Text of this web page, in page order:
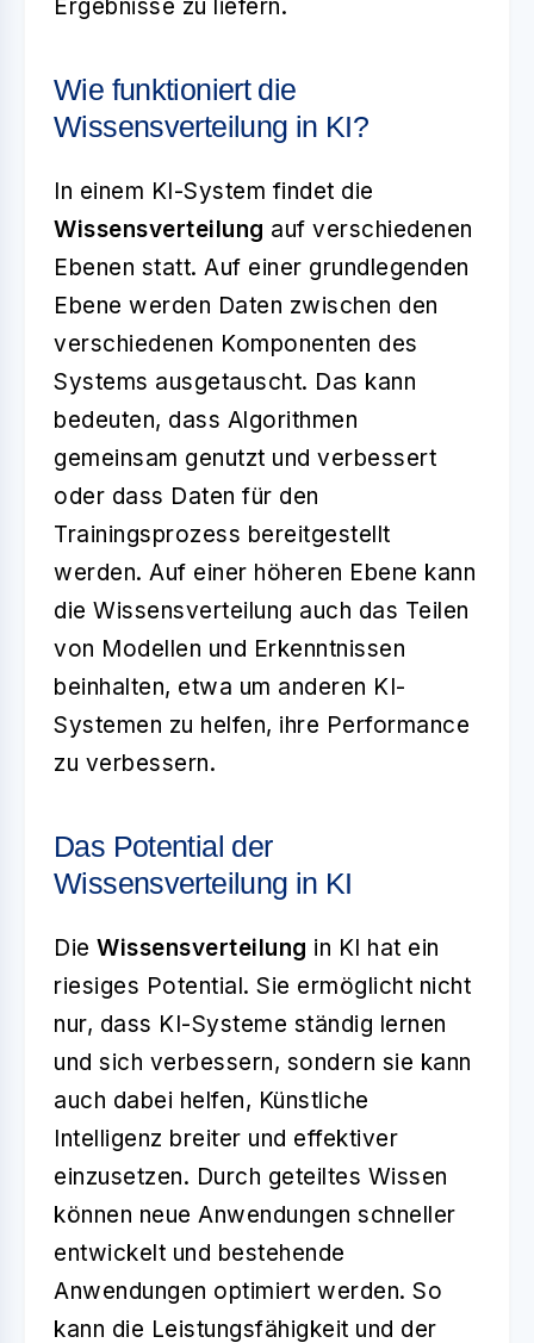
Ergebnisse zu liefern.
Wie funktioniert die
Wissensverteilung in KI?
In einem KI-System findet die
Wissensverteilung auf verschiedenen
Ebenen statt. Auf einer grundlegenden
Ebene werden Daten zwischen den
verschiedenen Komponenten des
Systems ausgetauscht. Das kann
bedeuten, dass Algorithmen
gemeinsam genutzt und verbessert
oder dass Daten für den
Trainingsprozess bereitgestellt
werden. Auf einer höheren Ebene kann
die Wissensverteilung auch das Teilen
von Modellen und Erkenntnissen
beinhalten, etwa um anderen KI-
Systemen zu helfen, ihre Performance
zu verbessern.
Das Potential der
Wissensverteilung in KI
Die Wissensverteilung in KI hat ein
riesiges Potential. Sie ermöglicht nicht
nur, dass KI-Systeme ständig lernen
und sich verbessern, sondern sie kann
auch dabei helfen, Künstliche
Intelligenz breiter und effektiver
einzusetzen. Durch geteiltes Wissen
können neue Anwendungen schneller
entwickelt und bestehende
Anwendungen optimiert werden. So
kann die Leistungsfähigkeit und der